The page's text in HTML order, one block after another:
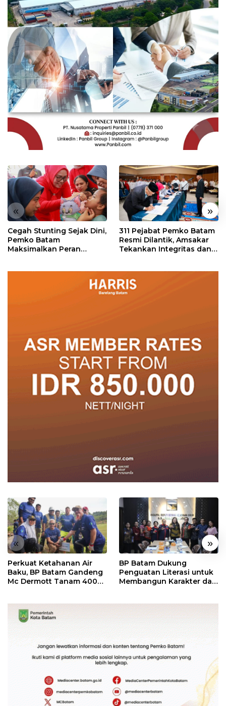
« »
Cegah Stunting Sejak Dini,
Pemko Batam
Maksimalkan Peran
311 Pejabat Pemko Batam
Resmi Dilantik, Amsakar
Tekankan Integritas dan
« »
Perkuat Ketahanan Air
Baku, BP Batam Gandeng
Mc Dermott Tanam 400
BP Batam Dukung
Penguatan Literasi untuk
Membangun Karakter dan